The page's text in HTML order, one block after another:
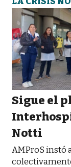
Sigue el
Notti
AMProS instó